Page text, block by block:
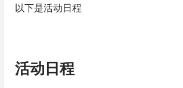
以下是活动日程
活动日程